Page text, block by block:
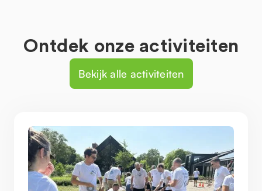
Ontdek onze activiteiten
Bekijk alle activiteiten